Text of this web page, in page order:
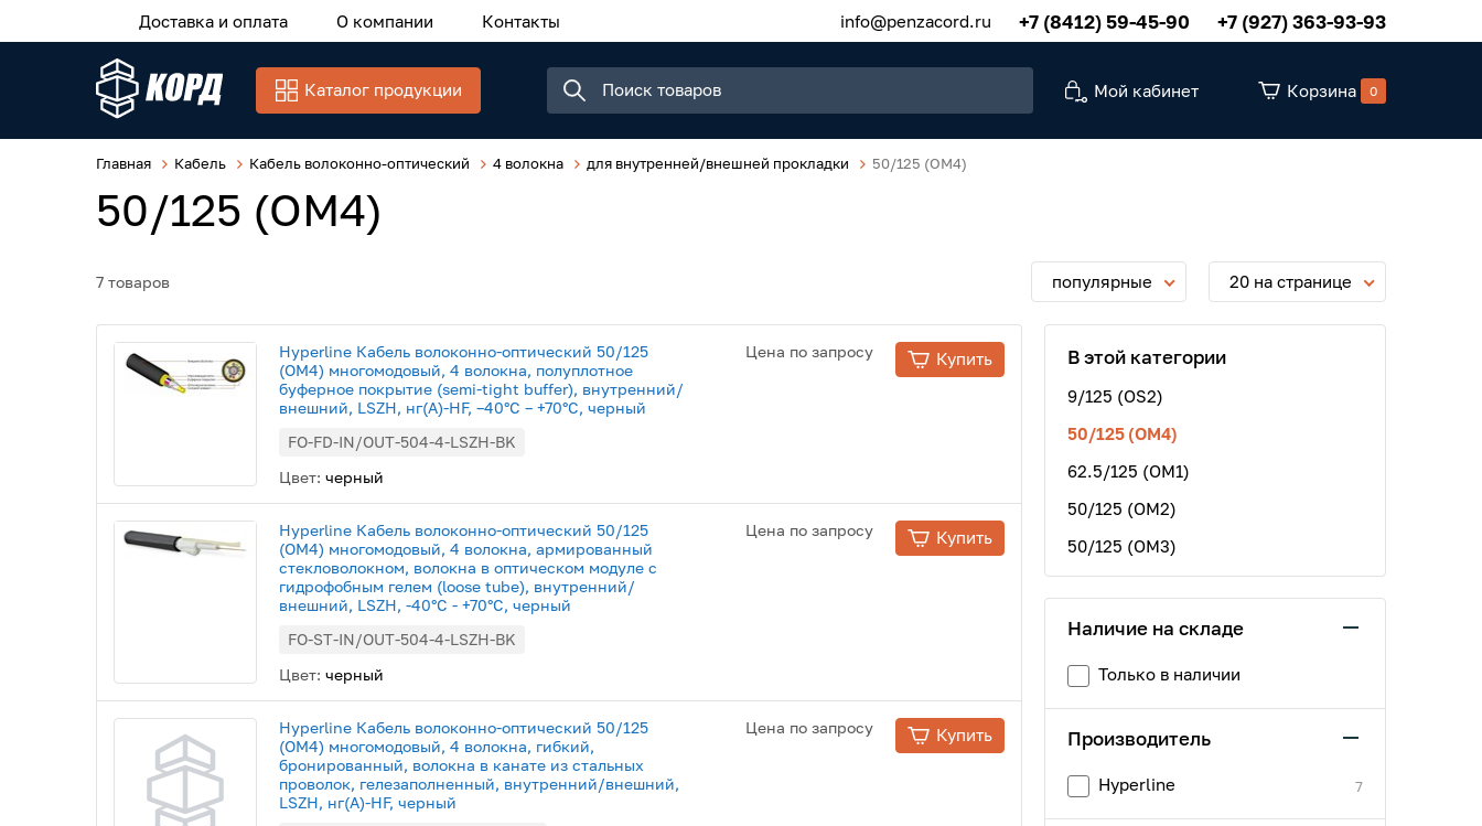
Доставка и оплата О компании Контакты info@penzacord.ru +7 (8412) 59-45-90 +7 (927) 363-93-93
Каталог продукции Мой кабинет Корзина 0
Главная Кабель Кабель волоконно-оптический 4 волокна для внутренней/внешней прокладки 50/125 (OM4)
50/125 (OM4)
7 товаров популярные 20 на странице
Hyperline Кабель волоконно-оптический 50/125
(OM4) многомодовый, 4 волокна, полуплотное
буферное покрытие (semi-tight buffer), внутренний/
внешний, LSZH, нг(А)-HF, –40°C – +70°C, черный
FO-FD-IN/OUT-504-4-LSZH-BK
Цвет: черный
Цена по запросу Купить
Hyperline Кабель волоконно-оптический 50/125
(OM4) многомодовый, 4 волокна, армированный
стекловолокном, волокна в оптическом модуле с
гидрофобным гелем (loose tube), внутренний/
внешний, LSZH, -40°С - +70°С, черный
FO-ST-IN/OUT-504-4-LSZH-BK
Цвет: черный
Цена по запросу Купить
Hyperline Кабель волоконно-оптический 50/125
(OM4) многомодовый, 4 волокна, гибкий,
бронированный, волокна в канате из стальных
проволок, гелезаполненный, внутренний/внешний,
LSZH, нг(А)-HF, черный
Цена по запросу Купить
В этой категории
9/125 (OS2)
50/125 (OM4)
62.5/125 (OM1)
50/125 (OM2)
50/125 (ОМ3)
Наличие на складе
Только в наличии
Производитель
Hyperline 7